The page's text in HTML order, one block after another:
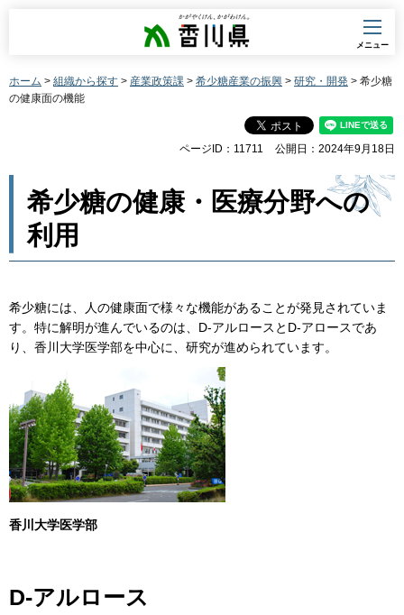
香川県
メニュー
ホーム > 組織から探す > 産業政策課 > 希少糖産業の振興 > 研究・開発 > 希少糖
の健康面の機能
ページID：11711 公開日：2024年9月18日
希少糖の健康・医療分野への
利用
希少糖には、人の健康面で様々な機能があることが発見されていま
す。特に解明が進んでいるのは、D-アルロースとD-アロースであ
り、香川大学医学部を中心に、研究が進められています。
香川大学医学部
D-アルロース